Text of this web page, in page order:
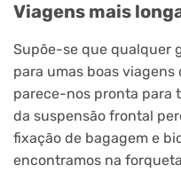
Viagens mais
Supõe-se que qualquer
para umas boas
parece-nos pronta para
da suspensão frontal
fixação de bagagem e
encontramos na